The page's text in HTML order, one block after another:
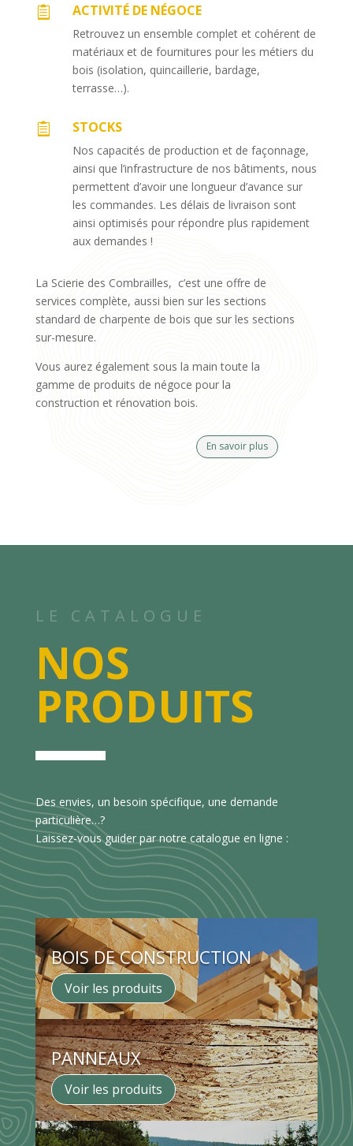
 ACTIVITÉ DE NÉGOCE
Retrouvez un ensemble complet et cohérent de
matériaux et de fournitures pour les métiers du
bois (isolation, quincaillerie, bardage,
terrasse…).
 STOCKS
Nos capacités de production et de façonnage,
ainsi que l’infrastructure de nos bâtiments, nous
permettent d’avoir une longueur d’avance sur
les commandes. Les délais de livraison sont
ainsi optimisés pour répondre plus rapidement
aux demandes !
La Scierie des Combrailles, c’est une offre de
services complète, aussi bien sur les sections
standard de charpente de bois que sur les sections
sur-mesure.
Vous aurez également sous la main toute la
gamme de produits de négoce pour la
construction et rénovation bois.
En savoir plus
LE CATALOGUE
NOS
PRODUITS
Des envies, un besoin spécifique, une demande
particulière…?
Laissez-vous guider par notre catalogue en ligne :
BOIS DE CONSTRUCTION
Voir les produits
PANNEAUX
Voir les produits